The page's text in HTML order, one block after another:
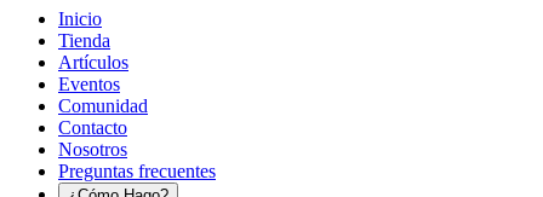
Inicio
Tienda
Artículos
Eventos
Comunidad
Contacto
Nosotros
Preguntas frecuentes